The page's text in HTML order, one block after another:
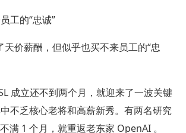
工的“忠诚”
价薪酬，但似乎也买不来员工的“忠
成立还不到两个月，就迎来了一波关键
不乏核心老将和高薪新秀。有两名研究
满 1 个月，就重返老东家 OpenAI 。